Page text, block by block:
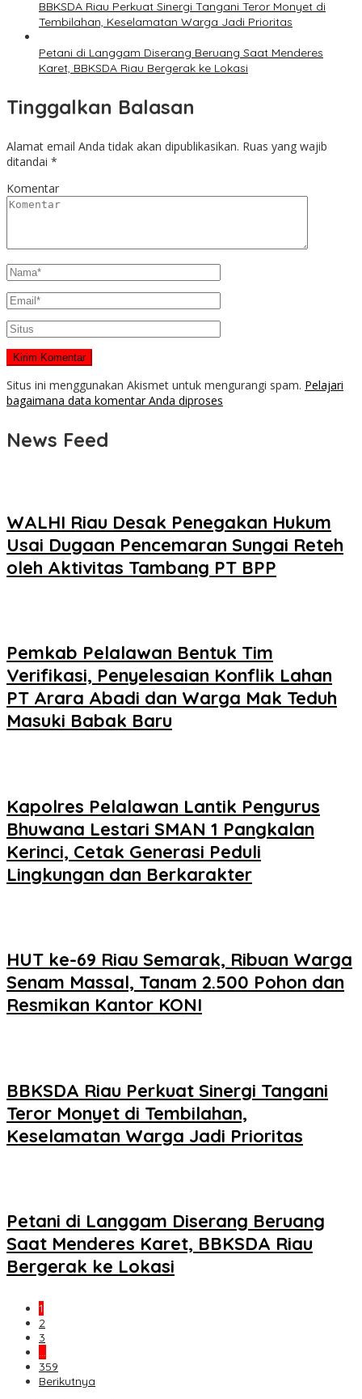
BBKSDA Riau Perkuat Sinergi Tangani Teror Monyet di
Tembilahan, Keselamatan Warga Jadi Prioritas
Petani di Langgam Diserang Beruang Saat Menderes
Karet, BBKSDA Riau Bergerak ke Lokasi
Tinggalkan Balasan
Alamat email Anda tidak akan dipublikasikan. Ruas yang wajib
ditandai *
Komentar
Situs ini menggunakan Akismet untuk mengurangi spam. Pelajari
bagaimana data komentar Anda diproses
News Feed
WALHI Riau Desak Penegakan Hukum
Usai Dugaan Pencemaran Sungai Reteh
oleh Aktivitas Tambang PT BPP
Pemkab Pelalawan Bentuk Tim
Verifikasi, Penyelesaian Konflik Lahan
PT Arara Abadi dan Warga Mak Teduh
Masuki Babak Baru
Kapolres Pelalawan Lantik Pengurus
Bhuwana Lestari SMAN 1 Pangkalan
Kerinci, Cetak Generasi Peduli
Lingkungan dan Berkarakter
HUT ke-69 Riau Semarak, Ribuan Warga
Senam Massal, Tanam 2.500 Pohon dan
Resmikan Kantor KONI
BBKSDA Riau Perkuat Sinergi Tangani
Teror Monyet di Tembilahan,
Keselamatan Warga Jadi Prioritas
Petani di Langgam Diserang Beruang
Saat Menderes Karet, BBKSDA Riau
Bergerak ke Lokasi
1
2
3
…
359
Berikutnya